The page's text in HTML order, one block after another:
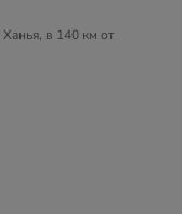
в 140 км от